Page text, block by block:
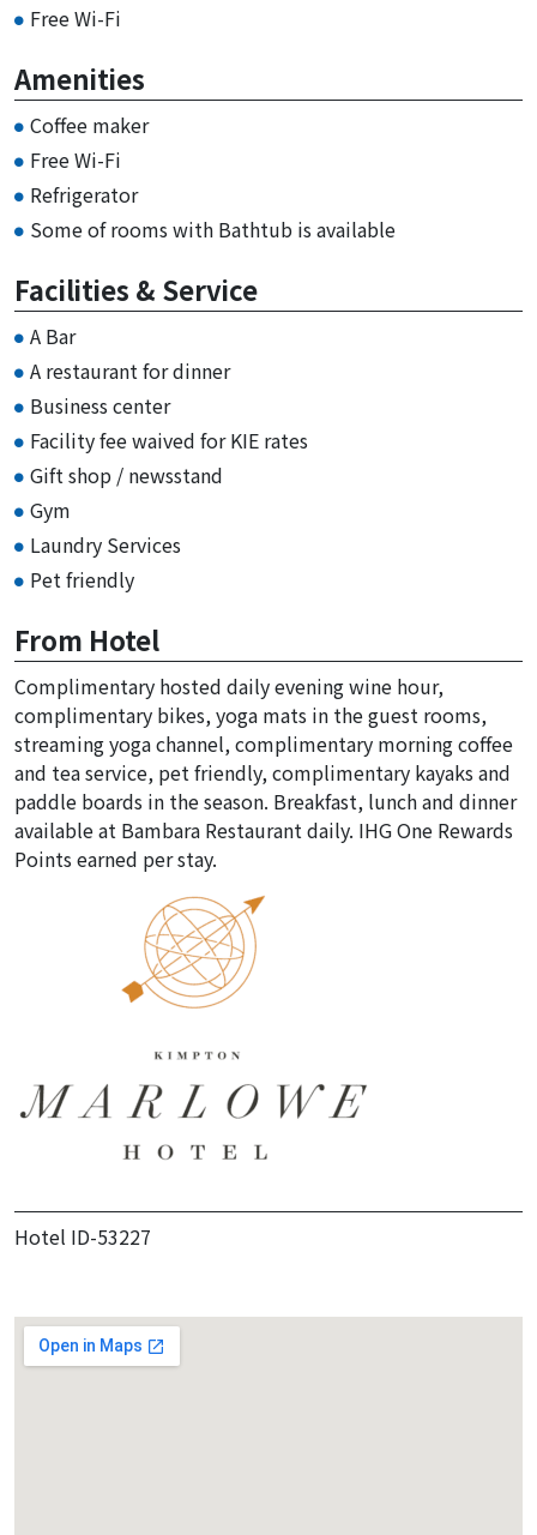
Free Wi-Fi
Amenities
Coffee maker
Free Wi-Fi
Refrigerator
Some of rooms with Bathtub is available
Facilities & Service
A Bar
A restaurant for dinner
Business center
Facility fee waived for KIE rates
Gift shop / newsstand
Gym
Laundry Services
Pet friendly
From Hotel
Complimentary hosted daily evening wine hour,
complimentary bikes, yoga mats in the guest rooms,
streaming yoga channel, complimentary morning coffee
and tea service, pet friendly, complimentary kayaks and
paddle boards in the season. Breakfast, lunch and dinner
available at Bambara Restaurant daily. IHG One Rewards
Points earned per stay.
Hotel ID-53227